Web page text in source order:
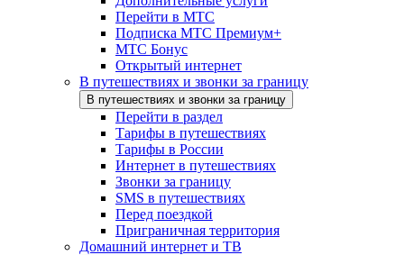
Перейти в МТС
Подписка МТС Премиум+
МТС Бонус
Открытый интернет
В путешествиях и звонки за границу
В путешествиях и звонки за границу
Перейти в раздел
Тарифы в путешествиях
Тарифы в России
Интернет в путешествиях
Звонки за границу
SMS в путешествиях
Перед поездкой
Приграничная территория
Домашний интернет и ТВ